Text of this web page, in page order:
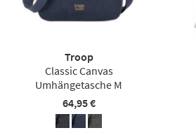
Troop
Classic Canvas
Umhängetasche M
64,95 €